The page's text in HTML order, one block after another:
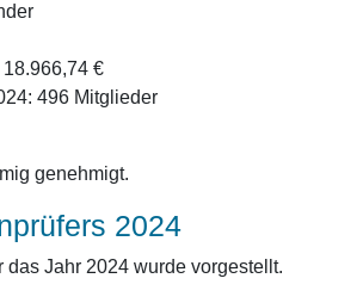
€
496 Mitglieder
genehmigt.
2024
Jahr 2024 wurde vorgestellt.